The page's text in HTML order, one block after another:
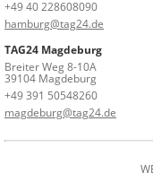
+49 40 228608090
hamburg@tag24.de
TAG24 Magdeburg
Breiter Weg 8-10A
39104 Magdeburg
+49 391 50548260
magdeburg@tag24.de